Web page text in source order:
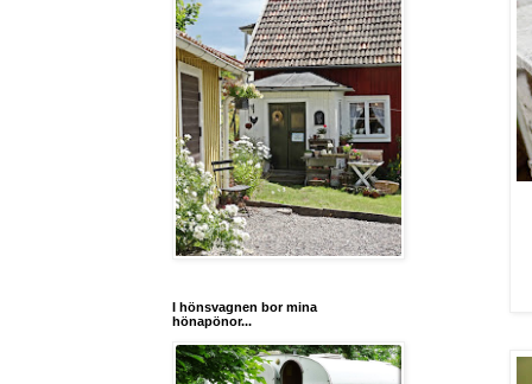
I hönsvagnen bor mina
hönapönor...